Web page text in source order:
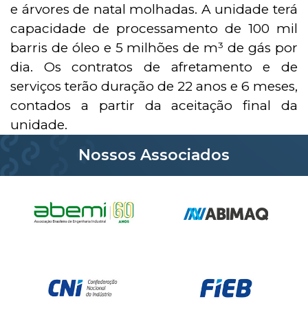
e árvores de natal molhadas. A unidade terá
capacidade de processamento de 100 mil
barris de óleo e 5 milhões de m³ de gás por
dia. Os contratos de afretamento e de
serviços terão duração de 22 anos e 6 meses,
contados a partir da aceitação final da
unidade.
Nossos Associados